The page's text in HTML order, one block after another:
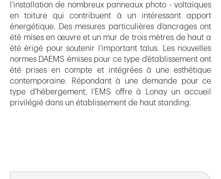
l’installation de nombreux panneaux photo - voltaïques
en toiture qui contribuent à un intéressant apport
énergétique. Des mesures particulières d’ancrages ont
été mises en œuvre et un mur de trois mètres de haut a
été érigé pour soutenir l’important talus. Les nouvelles
normes DAEMS émises pour ce type d’établissement ont
été prises en compte et intégrées à une esthétique
contemporaine. Répondant à une demande pour ce
type d’hébergement, l’EMS offre à Lonay un accueil
privilégié dans un établissement de haut standing.